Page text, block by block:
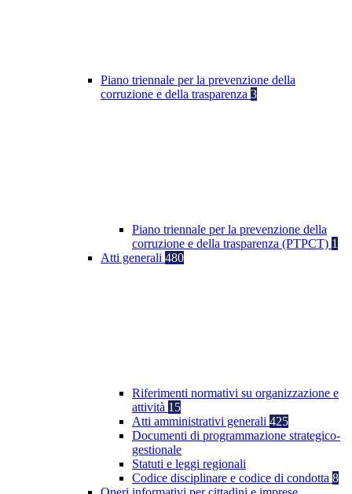
Piano triennale per la prevenzione della
corruzione e della trasparenza 3
Piano triennale per la prevenzione della
corruzione e della trasparenza (PTPCT) 1
Atti generali 480
Riferimenti normativi su organizzazione e
attività 15
Atti amministrativi generali 425
Documenti di programmazione strategico-
gestionale
Statuti e leggi regionali
Codice disciplinare e codice di condotta 8